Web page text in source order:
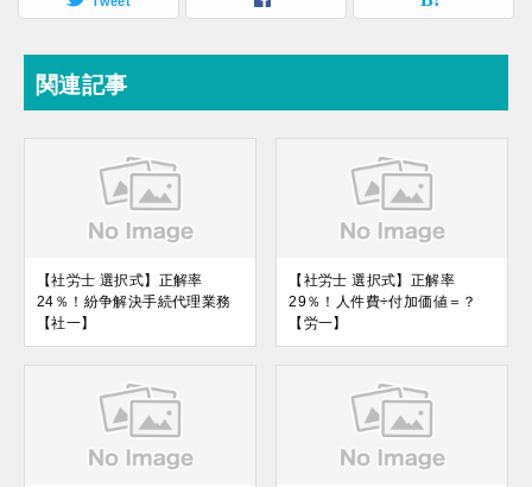
関連記事
【社労士 選択式】正解率
24％！紛争解決手続代理業務
【社一】
【社労士 選択式】正解率
29％！人件費÷付加価値＝？
【労一】